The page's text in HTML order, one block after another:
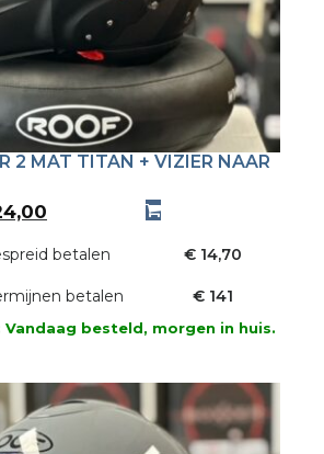
2 MAT TITAN + VIZIER NAAR
is:betalen € 14,70
betalen € 141
Vandaag besteld, morgen in huis.